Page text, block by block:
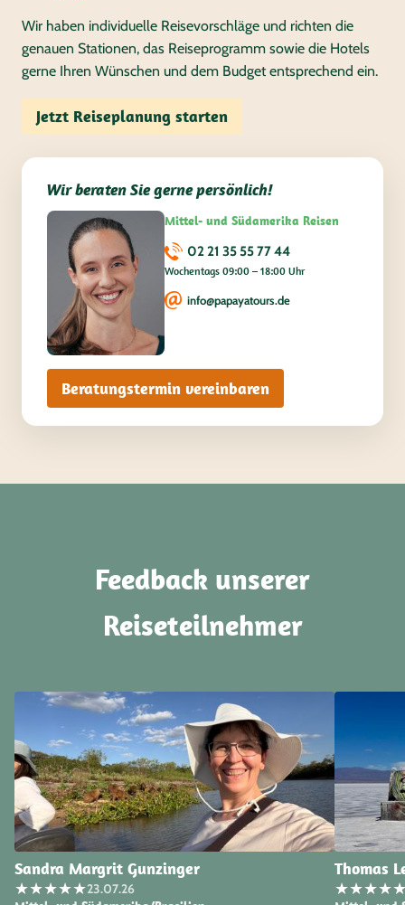
Wir haben individuelle Reisevorschläge und richten die
genauen Stationen, das Reiseprogramm sowie die Hotels
gerne Ihren Wünschen und dem Budget entsprechend ein.
Jetzt Reiseplanung starten
Wir beraten Sie gerne persönlich!
Mittel- und Südamerika Reisen
02 21 35 55 77 44
Wochentags 09:00 – 18:00 Uhr
info@papayatours.de
Beratungstermin vereinbaren
Feedback unserer
Reiseteilnehmer
Sandra Margrit Gunzinger
★★★★★23.07.26
Thomas
★★★★